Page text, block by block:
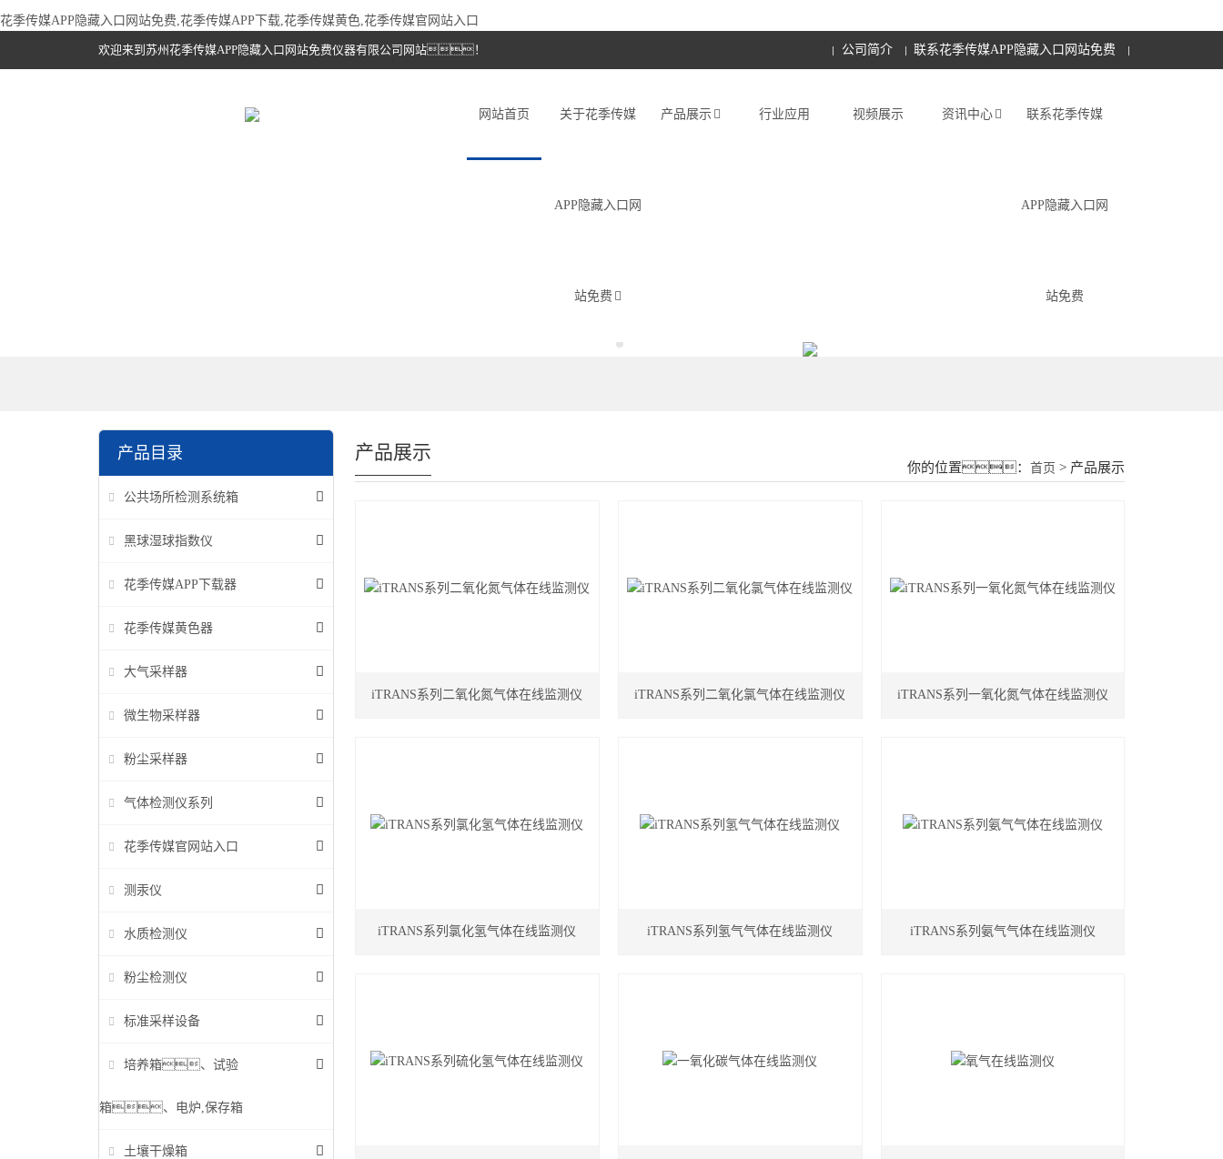
花季传媒APP隐藏入口网站免费,花季传媒APP下载,花季传媒黄色,花季传媒官网站入口
欢迎来到苏州花季传媒APP隐藏入口网站免费仪器有限公司网站！ 公司简介 联系花季传媒APP隐藏入口网站免费
网站首页 关于花季传媒
APP隐藏入口网
站免费
产品展示 行业应用 视频展示 资讯中心 联系花季传媒
APP隐藏入口网
站免费
产品目录
公共场所检测系统箱
黑球湿球指数仪
花季传媒APP下载器
花季传媒黄色器
大气采样器
微生物采样器
粉尘采样器
气体检测仪系列
花季传媒官网站入口
测汞仪
水质检测仪
粉尘检测仪
标准采样设备
培养箱、试验
箱、电炉,保存箱
土壤干燥箱
你的位置：首页 > 产品展示
产品展示
iTRANS系列二氧化氮气体在线监测仪 iTRANS系列二氧化氯气体在线监测仪 iTRANS系列一氧化氮气体在线监测仪
iTRANS系列氯化氢气体在线监测仪 iTRANS系列氢气气体在线监测仪 iTRANS系列氨气气体在线监测仪